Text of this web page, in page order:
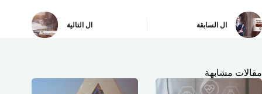
ال السابقة ال التالية
مقالات مشابهة